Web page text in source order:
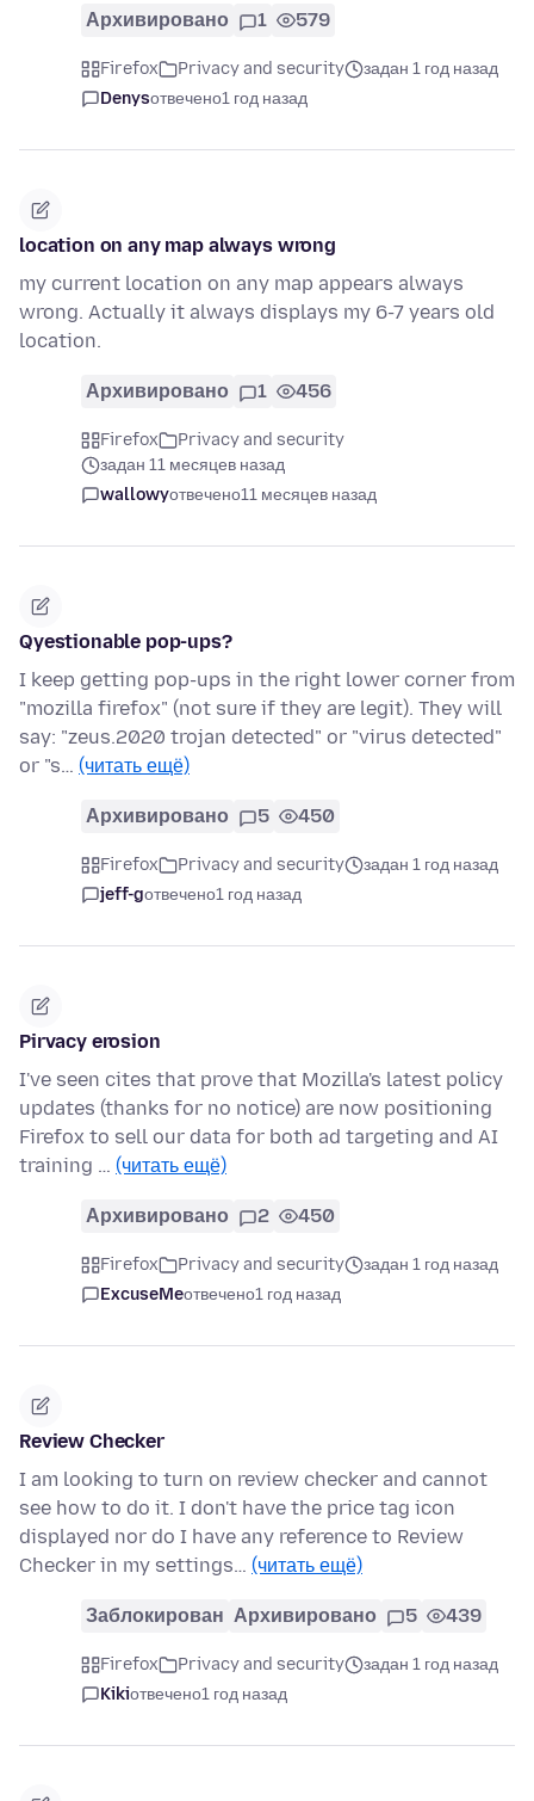
Архивировано 1 579
Firefox Privacy and security
задан 1 год назад
Denysотвечено1 год назад
location on any map always wrong
my current location on any map appears always
wrong. Actually it always displays my 6-7 years old
location.
Архивировано 1 456
Firefox
Privacy and security
задан 11 месяцев назад
wallowyотвечено11 месяцев назад
Qyestionable pop-ups?
I keep getting pop-ups in the right lower corner from
"mozilla firefox" (not sure if they are legit). They will
say: "zeus.2020 trojan detected" or "virus detected"
or "s… (читать ещё)
Архивировано 5 450
Firefox Privacy and security
задан 1 год назад
jeff-gотвечено1 год назад
Pirvacy erosion
I've seen cites that prove that Mozilla's latest policy
updates (thanks for no notice) are now positioning
Firefox to sell our data for both ad targeting and AI
training … (читать ещё)
Архивировано 2 450
Firefox Privacy and security
задан 1 год назад
ExcuseMeотвечено1 год назад
Review Checker
I am looking to turn on review checker and cannot
see how to do it. I don't have the price tag icon
displayed nor do I have any reference to Review
Checker in my settings… (читать ещё)
Заблокирован Архивировано 5 439
Firefox Privacy and security
задан 1 год назад
Kikiотвечено1 год назад